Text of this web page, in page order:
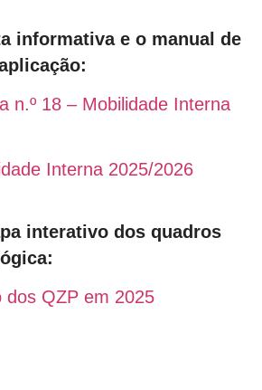
informativa e o manual de
n.º 18 – Mobilidade Interna
Interna 2025/2026
interativo dos quadros
dos QZP em 2025